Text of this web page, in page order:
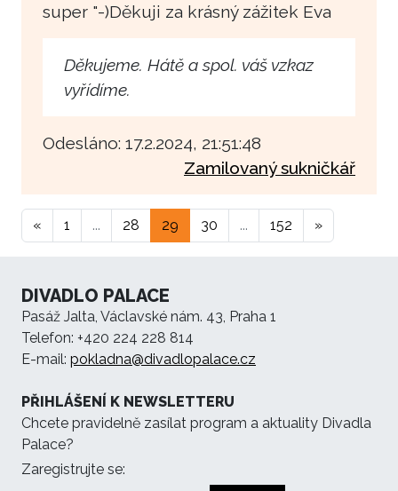
super "-)Děkuji za krásný zážitek Eva
Děkujeme. Hátě a spol. váš vzkaz
vyřídíme.
Odesláno: 17.2.2024, 21:51:48
Zamilovaný sukničkář
« 1 ... 28 29 30 ... 152 »
DIVADLO PALACE
Pasáž Jalta, Václavské nám. 43, Praha 1
Telefon: +420 224 228 814
E-mail: pokladna@divadlopalace.cz
PŘIHLÁŠENÍ K NEWSLETTERU
Chcete pravidelně zasílat program a aktuality Divadla
Palace?
Zaregistrujte se: